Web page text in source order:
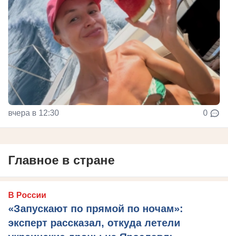
вчера в 12:30 0
Главное в стране
В России
«Запускают по прямой по ночам»:
эксперт рассказал, откуда летели